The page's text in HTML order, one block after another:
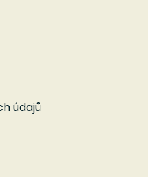
údajů